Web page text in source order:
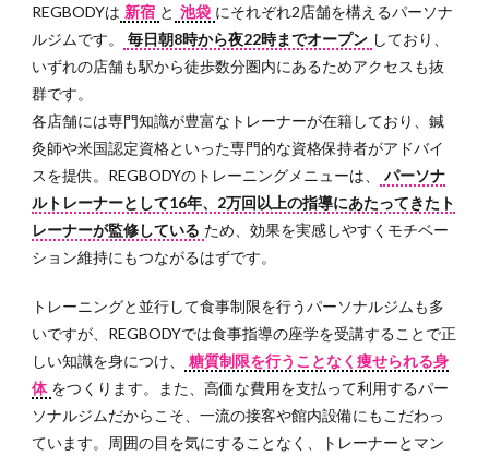
2.4
予約
が取
すい
3
REGBODY
に対する
ネガティ
ブな口コ
ミ・評判
が高
い
3.2
店舗
が少
REGBODYは 新宿 と 池袋 にそれぞれ2店舗を構えるパーソナ
ルジムです。
毎日朝8時から夜22時までオープン しており、
いずれの店舗も駅から徒歩数分圏内にあるためアクセスも抜
群です。
各店舗には専門知識が豊富なトレーナーが在籍しており、鍼
灸師や米国認定資格といった専門的な資格保持者がアドバイ
スを提供。REGBODYのトレーニングメニューは、
パーソナ
ルトレーナーとして16年、2万回以上の指導にあたってきたト
レーナーが監修している ため、効果を実感しやすくモチベー
ション維持にもつながるはずです。
トレーニングと並行して食事制限を行うパーソナルジムも多
いですが、REGBODYでは食事指導の座学を受講することで正
しい知識を身につけ、
糖質制限を行うことなく痩せられる身
体 をつくります。また、高価な費用を支払って利用するパー
ソナルジムだからこそ、一流の接客や館内設備にもこだわっ
ています。周囲の目を気にすることなく、トレーナーとマン